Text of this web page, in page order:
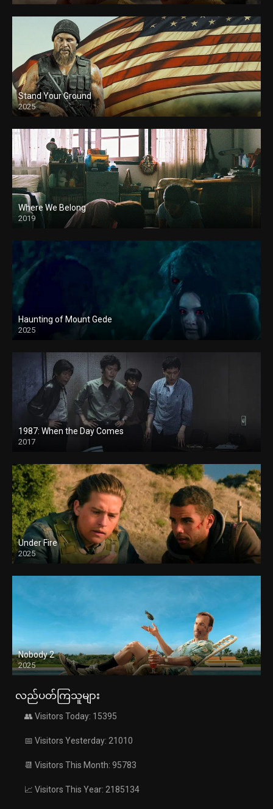
Stand Your Ground
2025
Where We Belong
2019
Haunting of Mount Gede
2025
1987: When the Day Comes
2017
Under Fire
2025
Nobody 2
2025
လည်ပတ်ကြသူများ
👥 Visitors Today: 15395
📅 Visitors Yesterday: 21010
📆 Visitors This Month: 95783
📈 Visitors This Year: 2185134